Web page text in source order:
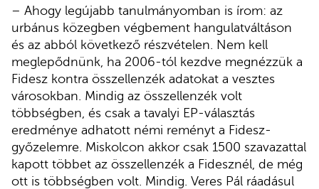
– Ahogy legújabb tanulmányomban is írom: az
urbánus közegben végbement hangulatváltáson
és az abból következő részvételen. Nem kell
meglepődnünk, ha 2006-tól kezdve megnézzük a
Fidesz kontra összellenzék adatokat a vesztes
városokban. Mindig az összellenzék volt
többségben, és csak a tavalyi EP-választás
eredménye adhatott némi reményt a Fidesz-
győzelemre. Miskolcon akkor csak 1500 szavazattal
kapott többet az összellenzék a Fidesznél, de még
ott is többségben volt. Mindig. Veres Pál ráadásul